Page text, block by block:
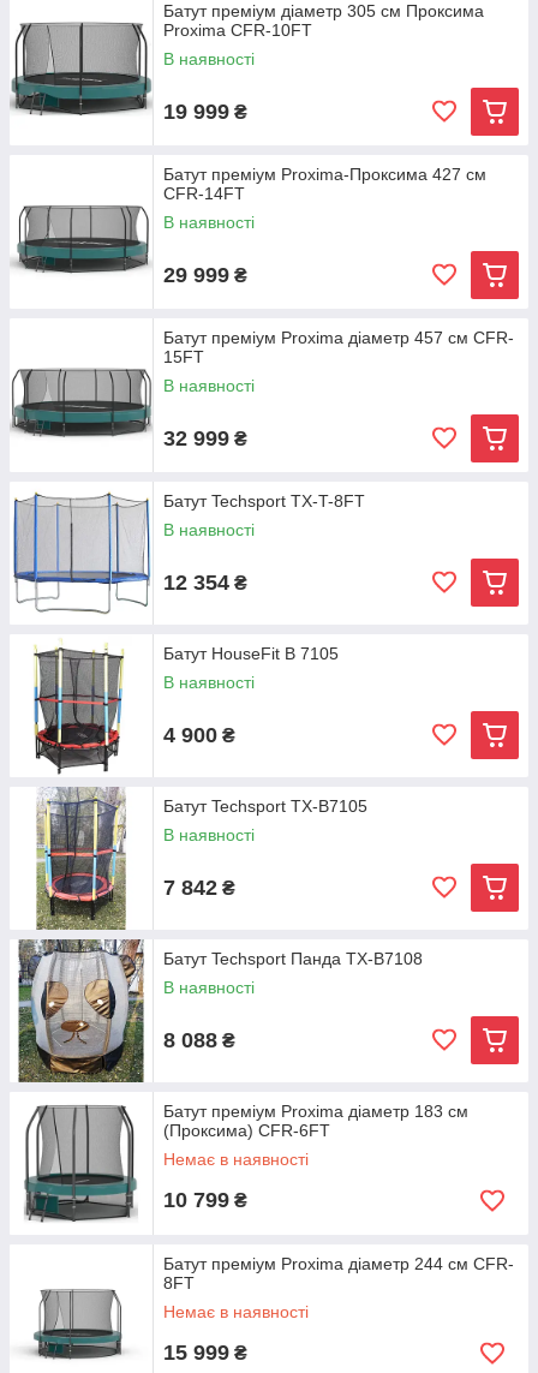
Батут преміум діаметр 305 см Проксима
Proxima CFR-10FT
В наявності
19 999 ₴
Батут преміум Proxima-Проксима 427 см
CFR-14FT
В наявності
29 999 ₴
Батут преміум Proxima діаметр 457 см CFR-
15FT
В наявності
32 999 ₴
Батут Techsport TX-T-8FT
В наявності
12 354 ₴
Батут HouseFit B 7105
В наявності
4 900 ₴
Батут Techsport TX-B7105
В наявності
7 842 ₴
Батут Techsport Панда TX-B7108
В наявності
8 088 ₴
Батут преміум Proxima діаметр 183 см
(Проксима) CFR-6FT
Немає в наявності
10 799 ₴
Батут преміум Proxima діаметр 244 см CFR-
8FT
Немає в наявності
15 999 ₴